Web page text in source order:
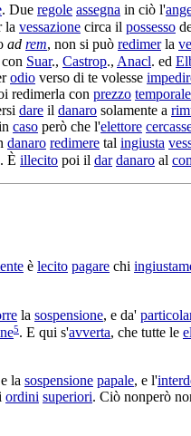
. Due regole assegna in ciò l'
la vessazione circa il possesso
ad rem, non si può redimerla
Suar., Castrop., Anacl. ed
odio verso di te volesse
redimerla con prezzo temporale
dare il danaro solamente a
caso però che l'elettore
danaro redimere tal ingiusta
. È illecito poi il dar danaro al
è lecito pagare chi
la sospensione, e da'
5. E qui s'avverta, che tutte le
e la sospensione papale, e l'
ordini superiori. Ciò nonperò